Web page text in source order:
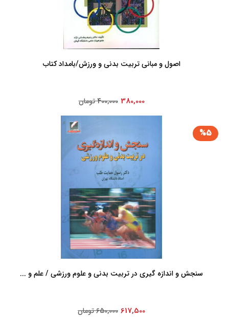
اصول و مبانی تربیت بدنی و ورزش/بامداد کتاب
380,000 400,000 تومان
%5
سنجش و اندازه گیری در تربیت بدنی و علوم ورزشی / علم و ...
617,500 650,000 تومان